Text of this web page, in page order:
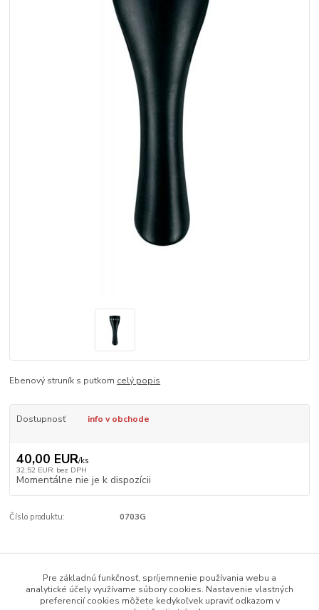
Ebenový struník s putkom celý popis
Dostupnosť info v obchode
40,00 EUR/ks
32,52 EUR bez DPH
Momentálne nie je k dispozícii
Číslo produktu: 0703G
Ebenový struník s putkom
Pre základnú funkčnosť, spríjemnenie používania webu a
analytické účely využívame súbory cookies. Nastavenie vlastných
preferencií cookies môžete kedykoľvek upraviť odkazom v